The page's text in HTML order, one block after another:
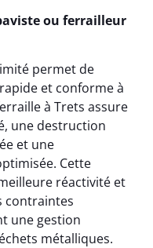
ou ferrailleur
permet de
et conforme à
à Trets assure
une destruction
et une
Cette
réactivité et
contraintes
une gestion
métalliques.